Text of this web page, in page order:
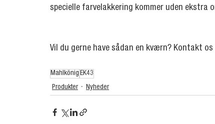
specielle farvelakkering kommer uden ekstra
Vil du gerne have sådan en kværn? Kontakt os
Mahlkönig EK43
Produkter
Nyheder